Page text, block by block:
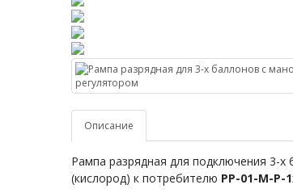
Описание
Рампа разрядная для подключения 3-х
(кислород) к потребителю РР-01-М-Р-